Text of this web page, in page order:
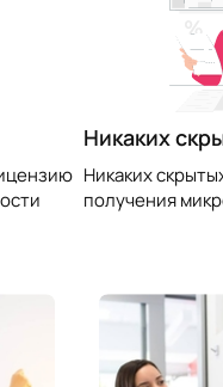
Никаких
Никаких
получения